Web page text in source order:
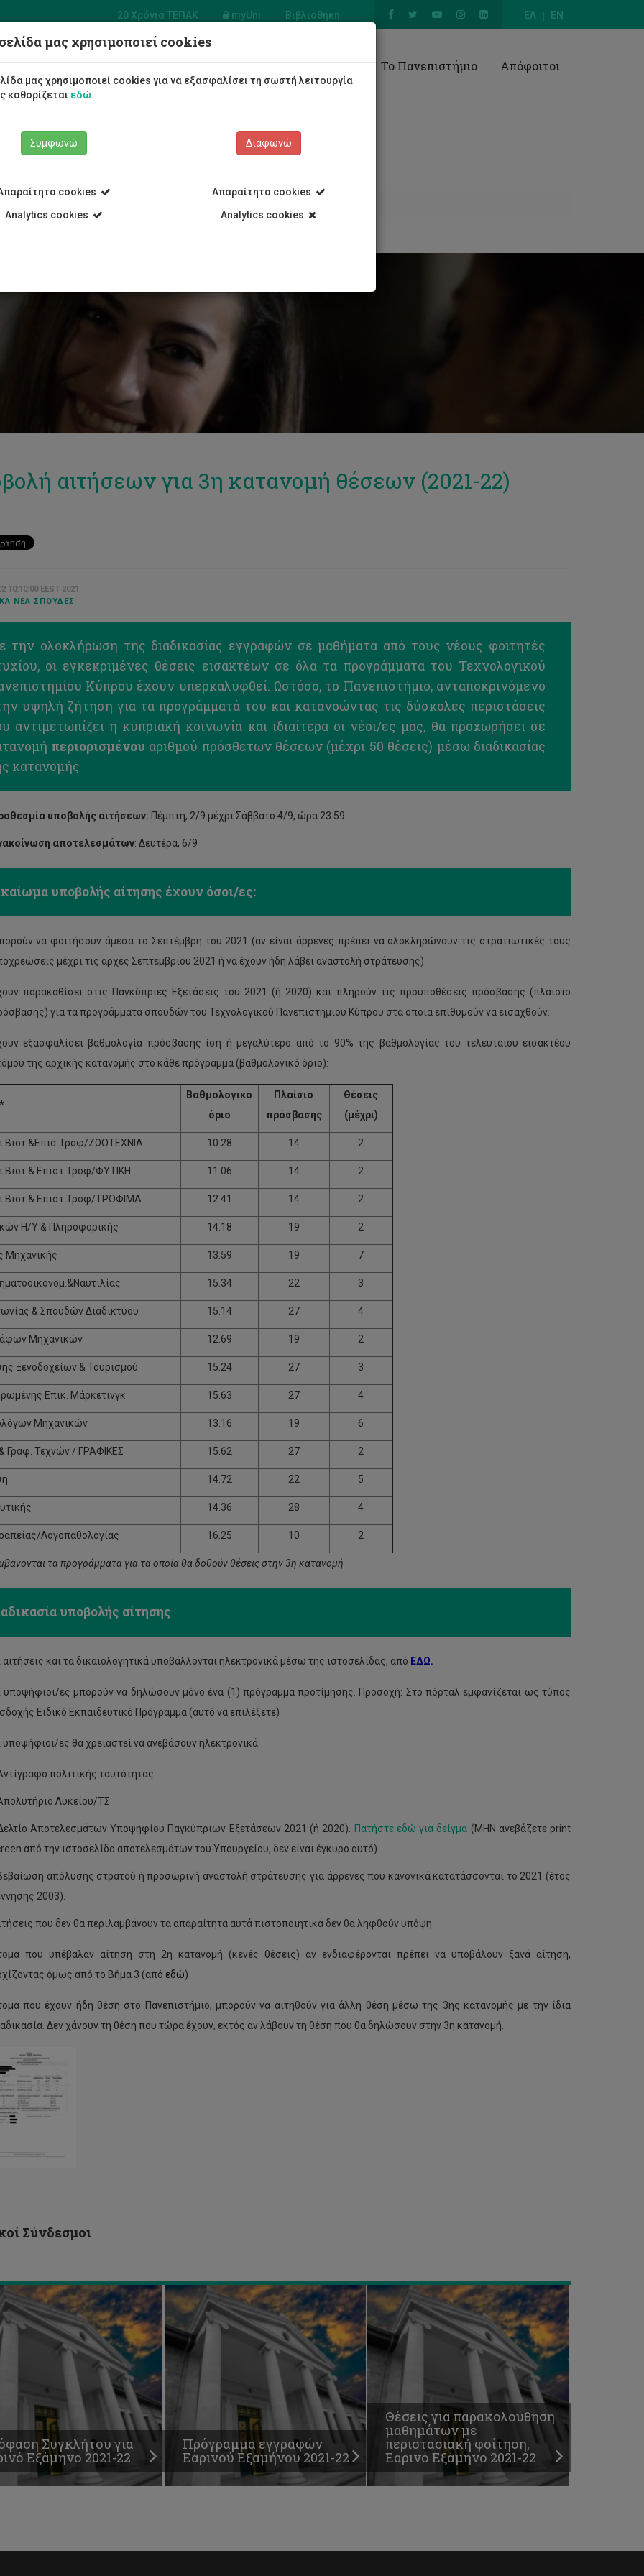
ΕΛ EN
20 Χρόνια ΤΕΠΑΚ myUni Βιβλιοθήκη
Φοιτητές/τριες Σπουδές Έρευνα Το Πανεπιστήμιο Απόφοιτοι
αιτήσεων για 3η κατανομή θέσεων (2021-22)
10:10:00 EEST 2021
ΝΈΑ ΣΠΟΥΔΈΣ
την ολοκλήρωση της διαδικασίας εγγραφών σε μαθήματα από τους νέους φοιτητές
οι εγκεκριμένες θέσεις εισακτέων σε όλα τα προγράμματα του Τεχνολογικού
Κύπρου έχουν υπερκαλυφθεί. Ωστόσο, το Πανεπιστήμιο, ανταποκρινόμενο
υψηλή ζήτηση για τα προγράμματά του και κατανοώντας τις δύσκολες περιστάσεις
αντιμετωπίζει η κυπριακή κοινωνία και ιδιαίτερα οι νέοι/ες μας, θα προχωρήσει σε
περιορισμένου αριθμού πρόσθετων θέσεων (μέχρι 50 θέσεις) μέσω διαδικασίας
κατανομής
υποβολής αιτήσεων: Πέμπτη, 2/9 μέχρι Σάββατο 4/9, ώρα 23:59
αποτελεσμάτων: Δευτέρα, 6/9
υποβολής αίτησης έχουν όσοι/ες:
να φοιτήσουν άμεσα το Σεπτέμβρη του 2021 (αν είναι άρρενες πρέπει να ολοκληρώνουν τις στρατιωτικές τους
μέχρι τις αρχές Σεπτεμβρίου 2021 ή να έχουν ήδη λάβει αναστολή στράτευσης)
παρακαθίσει στις Παγκύπριες Εξετάσεις του 2021 (ή 2020) και πληρούν τις προϋποθέσεις πρόσβασης (πλαίσιο
για τα προγράμματα σπουδών του Τεχνολογικού Πανεπιστημίου Κύπρου στα οποία επιθυμούν να εισαχθούν.
εξασφαλίσει βαθμολογία πρόσβασης ίση ή μεγαλύτερο από το 90% της βαθμολογίας του τελευταίου εισακτέου
της αρχικής κατανομής στο κάθε πρόγραμμα (βαθμολογικό όριο):
*
Βαθμολογικό
όριο
Πλαίσιο
πρόσβασης
Θέσεις
(μέχρι)
ΖΩΟΤΕΧΝΙΑ 10.28 14 2
Επιστ.Τροφ/ΦΥΤΙΚΗ 11.06 14 2
Επιστ.Τροφ/ΤΡΟΦΙΜΑ 12.41 14 2
Η/Υ & Πληροφορικής 14.18 19 2
Μηχανικής 13.59 19 7
15.34 22 3
& Σπουδών Διαδικτύου 15.14 27 4
Μηχανικών 12.69 19 2
Ξενοδοχείων & Τουρισμού 15.24 27 3
Επικ. Μάρκετινγκ 15.63 27 4
Μηχανικών 13.16 19 6
Γραφ. Τεχνών / ΓΡΑΦΙΚΕΣ 15.62 27 2
14.72 22 5
14.36 28 4
Λογοπαθολογίας 16.25 10 2
τα προγράμματα για τα οποία θα δοθούν θέσεις στην 3η κατανομή
υποβολής αίτησης
αιτήσεις και τα δικαιολογητικά υποβάλλονται ηλεκτρονικά μέσω της ιστοσελίδας, από ΕΔΩ.
υποψήφιοι/ες μπορούν να δηλώσουν μόνο ένα (1) πρόγραμμα προτίμησης. Προσοχή: Στο πόρταλ εμφανίζεται ως τύπος
Ειδικό Εκπαιδευτικό Πρόγραμμα (αυτό να επιλέξετε)
υποψήφιοι/ες θα χρειαστεί να ανεβάσουν ηλεκτρονικά:
πολιτικής ταυτότητας
Λυκείου/ΤΣ
Αποτελεσμάτων Υποψηφίου Παγκύπριων Εξετάσεων 2021 (ή 2020). Πατήστε εδώ για δείγμα (ΜΗΝ ανεβάζετε print
από την ιστοσελίδα αποτελεσμάτων του Υπουργείου, δεν είναι έγκυρο αυτό).
απόλυσης στρατού ή προσωρινή αναστολή στράτευσης για άρρενες που κανονικά κατατάσσονται το 2021 (έτος
2003).
που δεν θα περιλαμβάνουν τα απαραίτητα αυτά πιστοποιητικά δεν θα ληφθούν υπόψη.
που υπέβαλαν αίτηση στη 2η κατανομή (κενές θέσεις) αν ενδιαφέρονται πρέπει να υποβάλουν ξανά αίτηση,
όμως από το Βήμα 3 (από εδώ)
που έχουν ήδη θέση στο Πανεπιστήμιο, μπορούν να αιτηθούν για άλλη θέση μέσω της 3ης κατανομής με την ίδια
Δεν χάνουν τη θέση που τώρα έχουν, εκτός αν λάβουν τη θέση που θα δηλώσουν στην 3η κατανομή.
Σύνδεσμοι
Συγκλήτου για
Εξάμηνο 2021-22
Πρόγραμμα εγγραφών
Εαρινού Εξαμήνου 2021-22
Θέσεις για παρακολούθηση
μαθημάτων με
περιστασιακή φοίτηση,
Εαρινό Εξάμηνο 2021-22
μας χρησιμοποιεί cookies
μας χρησιμοποιεί cookies για να εξασφαλίσει τη σωστή λειτουργία
καθορίζεται εδώ.
Συμφωνώ
cookies
Analytics cookies
Διαφωνώ
Απαραίτητα cookies
Analytics cookies